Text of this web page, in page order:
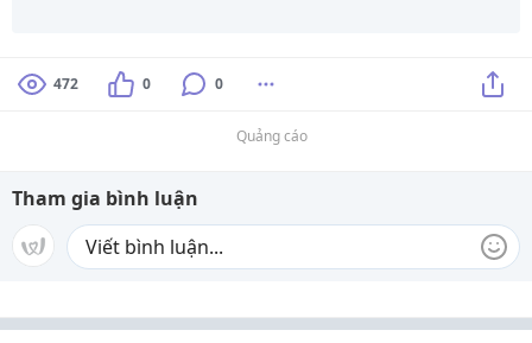
472 0 0
Quảng cáo
Tham gia bình luận